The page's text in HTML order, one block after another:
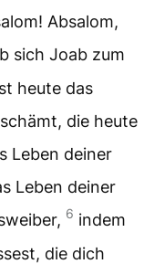
Absalom,
sich Joab zum
heute das
die heute
Leben deiner
Leben deiner
6 indem
die dich